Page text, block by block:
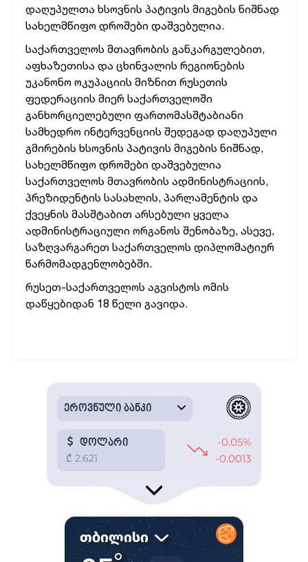
დაღუპულთა ხსოვნის პატივის მიგების ნიშნად
სახელმწიფო დროშები დაშვებულია.
საქართველოს მთავრობის განკარგულებით,
აფხაზეთისა და ცხინვალის რეგიონების
უკანონო ოკუპაციის მიზნით რუსეთის
ფედერაციის მიერ საქართველოში
განხორციელებული ფართომასშტაბიანი
სამხედრო ინტერვენციის შედეგად დაღუპული
გმირების ხსოვნის პატივის მიგების ნიშნად,
სახელმწიფო დროშები დაშვებულია
საქართველოს მთავრობის ადმინისტრაციის,
პრეზიდენტის სასახლის, პარლამენტის და
ქვეყნის მასშტაბით არსებული ყველა
ადმინისტრაციული ორგანოს შენობაზე, ასევე,
საზღვარგარეთ საქართველოს დიპლომატიურ
წარმომადგენლობებში.
რუსეთ-საქართველოს აგვისტოს ომის
დაწყებიდან 18 წელი გავიდა.